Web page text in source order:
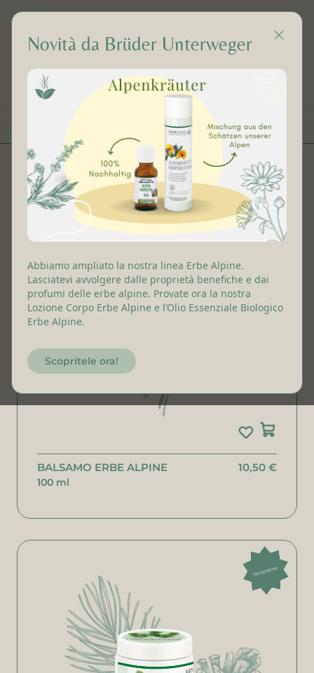
BALSAMO ERBE ALPINE
100 ml
10,50 €
PROMOZIONE
Novità da Brüder Unterweger
Abbiamo ampliato la nostra linea Erbe Alpine.
Lasciatevi avvolgere dalle proprietà benefiche e dai
profumi delle erbe alpine. Provate ora la nostra
Lozione Corpo Erbe Alpine e l’Olio Essenziale Biologico
Erbe Alpine.
Scopritele ora!